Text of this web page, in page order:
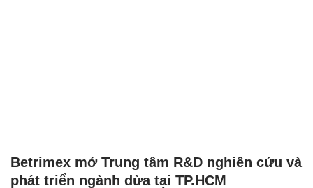
Betrimex mở Trung tâm R&D nghiên cứu và
phát triển ngành dừa tại TP.HCM